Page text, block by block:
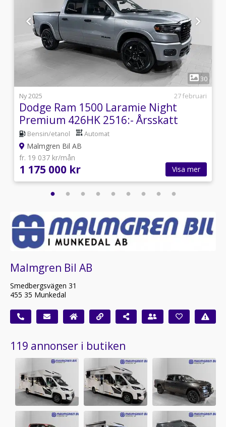
30
Ny 2025
27 februari
Dodge Ram 1500 Laramie Night
Premium 426HK 2516:- Årsskatt
Bensin/etanol Automat
Malmgren Bil AB
fr. 19 037 kr/mån
1 175 000 kr Visa mer
Malmgren Bil AB
Smedbergsvägen 31
455 35 Munkedal
119 annonser i butiken